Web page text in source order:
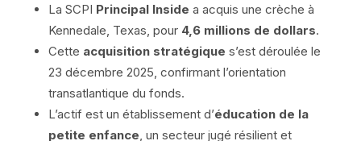
La SCPI Principal Inside a acquis une crèche à
Kennedale, Texas, pour 4,6 millions de dollars.
Cette acquisition stratégique s’est déroulée le
23 décembre 2025, confirmant l’orientation
transatlantique du fonds.
L’actif est un établissement d’éducation de la
petite enfance , un secteur jugé résilient et